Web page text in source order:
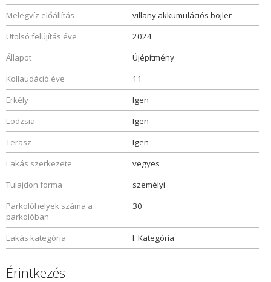
Melegvíz előállítás
villany akkumulációs bojler
Utolsó felújítás éve
2024
Állapot
Újépítmény
Kollaudáció éve
11
Erkély
Igen
Lodzsia
Igen
Terasz
Igen
Lakás szerkezete
vegyes
Tulajdon forma
személyi
Parkolóhelyek száma a
parkolóban
30
Lakás kategória I. Kategória
Érintkezés